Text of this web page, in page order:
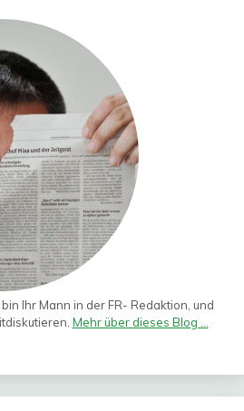
Ihr Mann in der FR- Redaktion, und
Mehr über dieses Blog ...